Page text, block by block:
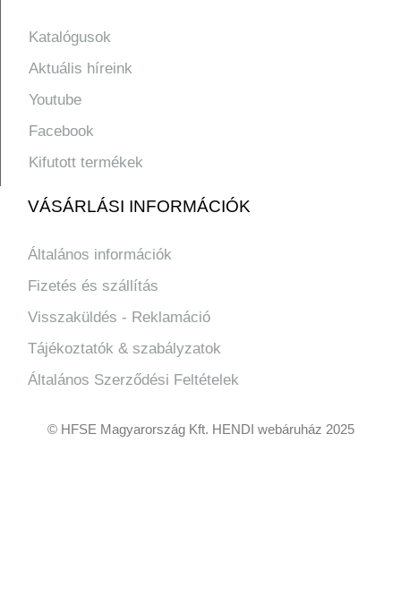
Katalógusok
Aktuális híreink
Youtube
Facebook
Kifutott termékek
VÁSÁRLÁSI INFORMÁCIÓK
Általános információk
Fizetés és szállítás
Visszaküldés - Reklamáció
Tájékoztatók & szabályzatok
Általános Szerződési Feltételek
© HFSE Magyarország Kft. HENDI webáruház 2025